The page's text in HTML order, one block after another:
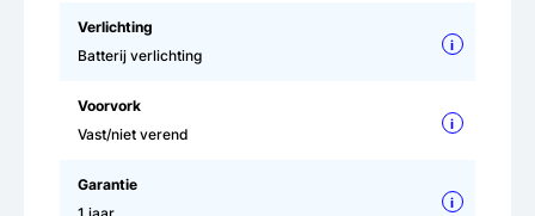
Verlichting
Batterij verlichting
i
Voorvork
Vast/niet verend
i
Garantie
i